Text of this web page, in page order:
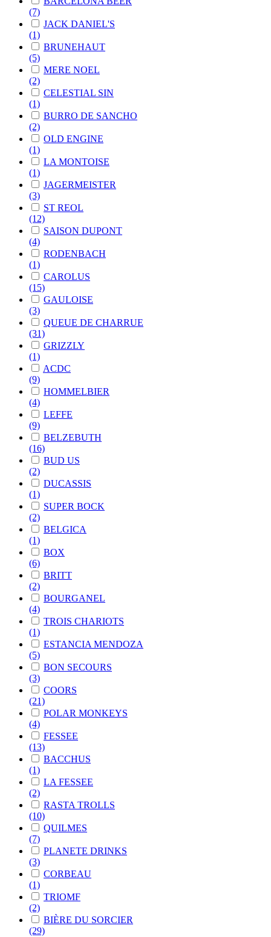
(7)
JACK DANIEL'S
(1)
BRUNEHAUT
(5)
MERE NOEL
(2)
CELESTIAL SIN
(1)
BURRO DE SANCHO
(2)
OLD ENGINE
(1)
LA MONTOISE
(1)
JAGERMEISTER
(3)
ST REOL
(12)
SAISON DUPONT
(4)
RODENBACH
(1)
CAROLUS
(15)
GAULOISE
(3)
QUEUE DE CHARRUE
(31)
GRIZZLY
(1)
ACDC
(9)
HOMMELBIER
(4)
LEFFE
(9)
BELZEBUTH
(16)
BUD US
(2)
DUCASSIS
(1)
SUPER BOCK
(2)
BELGICA
(1)
BOX
(6)
BRITT
(2)
BOURGANEL
(4)
TROIS CHARIOTS
(1)
ESTANCIA MENDOZA
(5)
BON SECOURS
(3)
COORS
(21)
POLAR MONKEYS
(4)
FESSEE
(13)
BACCHUS
(1)
LA FESSEE
(2)
RASTA TROLLS
(10)
QUILMES
(7)
PLANETE DRINKS
(3)
CORBEAU
(1)
TRIOMF
(2)
BIÈRE DU SORCIER
(29)